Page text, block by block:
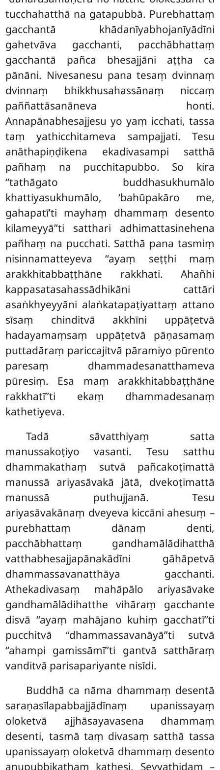
tucchahatthā na gatapubbā. Purebhattaṃ
gacchantā khādanīyabhojanīyādīni
gahetvāva gacchanti, pacchābhattaṃ
gacchantā pañca bhesajjāni aṭṭha ca
pānāni. Nivesanesu pana tesaṃ dvinnaṃ
dvinnaṃ bhikkhusahassānaṃ niccaṃ
paññattāsanāneva honti.
Annapānabhesajjesu yo yaṃ icchati, tassa
taṃ yathicchitameva sampajjati. Tesu
anāthapiṇḍikena ekadivasampi satthā
pañhaṃ na pucchitapubbo. So kira
‘‘tathāgato buddhasukhumālo
khattiyasukhumālo, ‘bahūpakāro me,
gahapatī’ti mayhaṃ dhammaṃ desento
kilameyyā’’ti satthari adhimattasinehena
pañhaṃ na pucchati. Satthā pana tasmiṃ
nisinnamatteyeva ‘‘ayaṃ seṭṭhi maṃ
arakkhitabbaṭṭhāne rakkhati. Ahañhi
kappasatasahassādhikāni cattāri
asaṅkhyeyyāni alaṅkatapaṭiyattaṃ attano
sīsaṃ chinditvā akkhīni uppāṭetvā
hadayamaṃsaṃ uppāṭetvā pāṇasamaṃ
puttadāraṃ pariccajitvā pāramiyo pūrento
paresaṃ dhammadesanatthameva
pūresiṃ. Esa maṃ arakkhitabbaṭṭhāne
rakkhatī’’ti ekaṃ dhammadesanaṃ
kathetiyeva.
Tadā sāvatthiyaṃ satta
manussakoṭiyo vasanti. Tesu satthu
dhammakathaṃ sutvā pañcakoṭimattā
manussā ariyasāvakā jātā, dvekoṭimattā
manussā puthujjanā. Tesu
ariyasāvakānaṃ dveyeva kiccāni ahesuṃ –
purebhattaṃ dānaṃ denti,
pacchābhattaṃ gandhamālādihatthā
vatthabhesajjapānakādīni gāhāpetvā
dhammassavanatthāya gacchanti.
Athekadivasaṃ mahāpālo ariyasāvake
gandhamālādihatthe vihāraṃ gacchante
disvā ‘‘ayaṃ mahājano kuhiṃ gacchatī’’ti
pucchitvā ‘‘dhammassavanāyā’’ti sutvā
‘‘ahampi gamissāmī’’ti gantvā satthāraṃ
vanditvā parisapariyante nisīdi.
Buddhā ca nāma dhammaṃ desentā
saraṇasīlapabbajjādīnaṃ upanissayaṃ
oloketvā ajjhāsayavasena dhammaṃ
desenti, tasmā taṃ divasaṃ satthā tassa
upanissayaṃ oloketvā dhammaṃ desento
anupubbikathaṃ kathesi. Seyyathidaṃ –